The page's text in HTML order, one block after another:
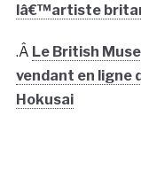
lâ€™artiste
.Â Le British
vendant en ligne
Hokusai